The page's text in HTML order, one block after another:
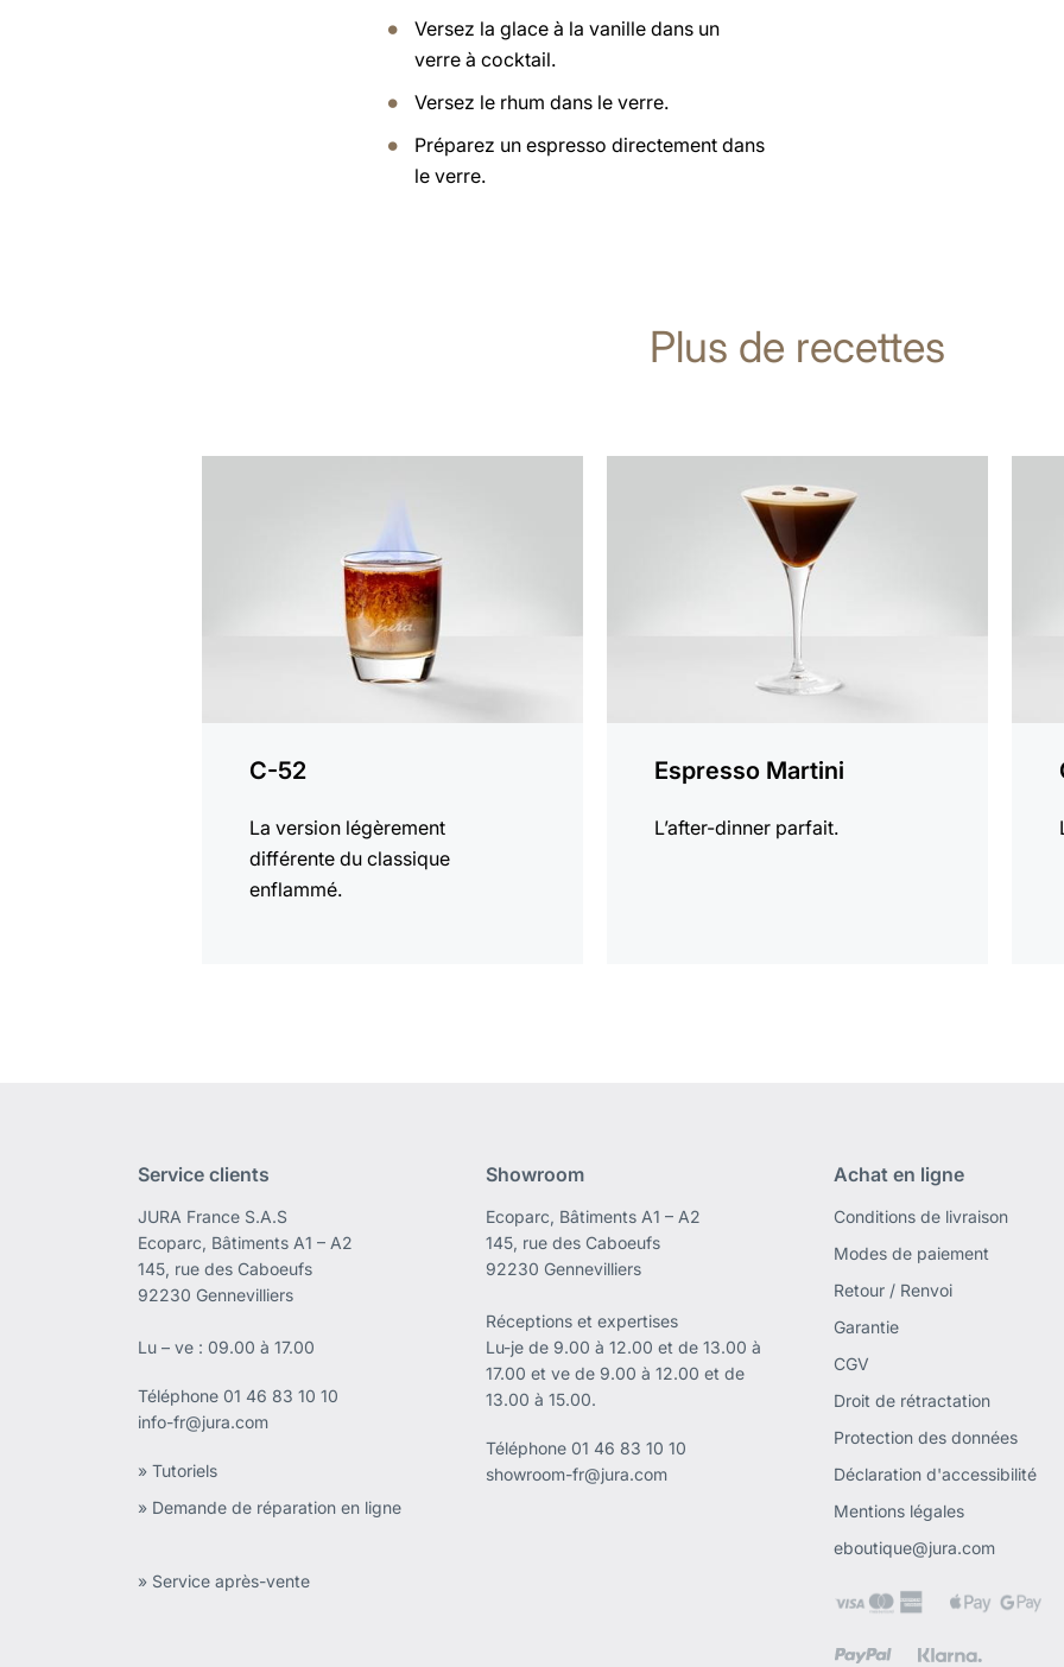
Versez la glace à la vanille dans un
verre à cocktail.
Versez le rhum dans le verre.
Préparez un espresso directement dans
le verre.
Plus de recettes
C-52
La version légèrement
différente du classique
enflammé.
Espresso Martini
L’after-dinner parfait.
Service clients
JURA France S.A.S
Ecoparc, Bâtiments A1 – A2
145, rue des Caboeufs
92230 Gennevilliers
Lu – ve : 09.00 à 17.00
Téléphone 01 46 83 10 10
info-fr@jura.com
» Tutoriels
» Demande de réparation en ligne
» Service après-vente
Showroom
Ecoparc, Bâtiments A1 – A2
145, rue des Caboeufs
92230 Gennevilliers
Réceptions et expertises
Lu-je de 9.00 à 12.00 et de 13.00 à
17.00 et ve de 9.00 à 12.00 et de
13.00 à 15.00.
Téléphone 01 46 83 10 10
showroom-fr@jura.com
Achat en ligne
Conditions de livraison
Modes de paiement
Retour / Renvoi
Garantie
CGV
Droit de rétractation
Protection des données
Déclaration d'accessibilité
Mentions légales
eboutique@jura.com